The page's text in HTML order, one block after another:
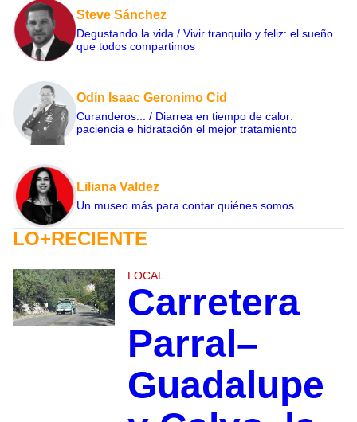
Steve Sánchez
Degustando la vida / Vivir tranquilo y feliz: el sueño
que todos compartimos
Odín Isaac Geronimo Cid
Curanderos... / Diarrea en tiempo de calor:
paciencia e hidratación el mejor tratamiento
Liliana Valdez
Un museo más para contar quiénes somos
LO+RECIENTE
LOCAL
Carretera
Parral–
Guadalupe